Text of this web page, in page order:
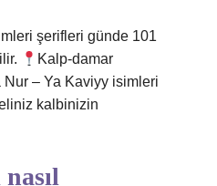
şerifleri günde 101
Kalp-damar
Nur – Ya Kaviyy isimleri
kalbinizin